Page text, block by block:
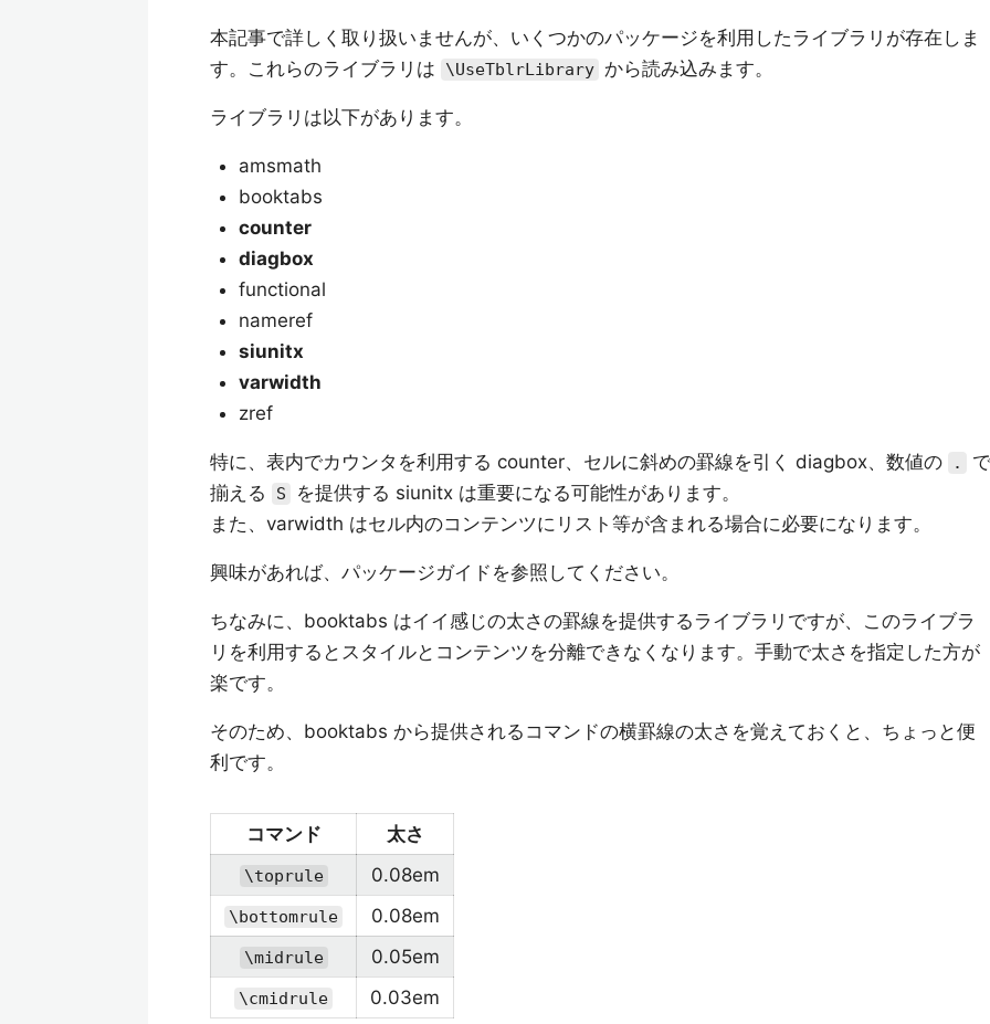
本記事で詳しく取り扱いませんが、いくつかのパッケージを利用したライブラリが存在しま
す。これらのライブラリは
\UseTblrLibrary から読み込みます。
ライブラリは以下があります。
amsmath
booktabs
counter
diagbox
functional
nameref
siunitx
varwidth
zref
特に、表内でカウンタを利用する counter、セルに斜めの罫線を引く diagbox、数値の .
で
揃える
S
を提供する siunitx は重要になる可能性があります。
また、varwidth はセル内のコンテンツにリスト等が含まれる場合に必要になります。
興味があれば、パッケージガイドを参照してください。
ちなみに、booktabs はイイ感じの太さの罫線を提供するライブラリですが、このライブラ
リを利用するとスタイルとコンテンツを分離できなくなります。手動で太さを指定した方が
楽です。
そのため、booktabs から提供されるコマンドの横罫線の太さを覚えておくと、ちょっと便
利です。
コマンド 太さ
\toprule 0.08em
\bottomrule 0.08em
\midrule 0.05em
\cmidrule 0.03em